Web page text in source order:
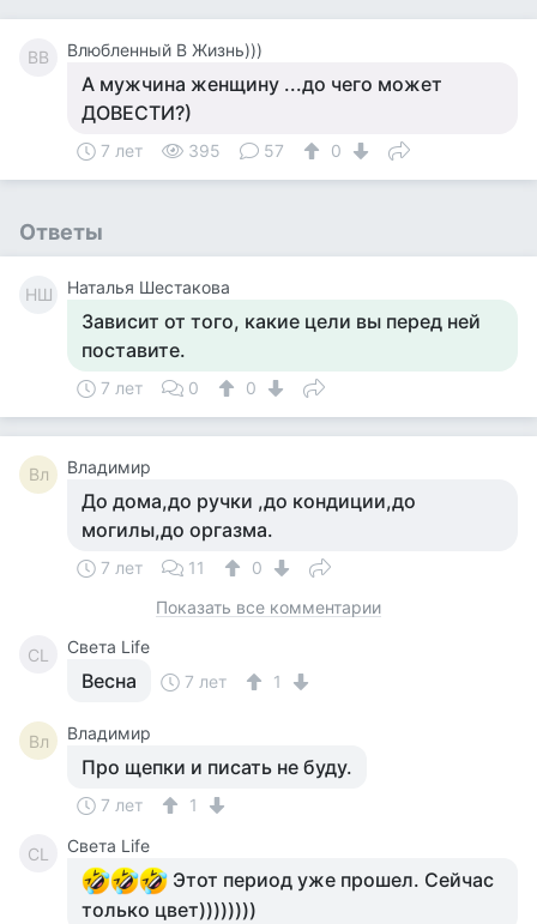
ВВ Влюбленный В Жизнь)))
А мужчина женщину ...до чего может
ДОВЕСТИ?)
7 лет 395 57 0
Ответы
НШ Наталья Шестакова
Зависит от того, какие цели вы перед ней
поставите.
7 лет 0 0
Вл Владимир
До дома,до ручки ,до кондиции,до
могилы,до оргазма.
7 лет 11
0
Показать все комментарии
СL Света Life
Весна 7 лет 1
Вл Владимир
Про щепки и писать не буду.
7 лет 1
СL Света Life
Этот период уже прошел. Сейчас
только цвет))))))))